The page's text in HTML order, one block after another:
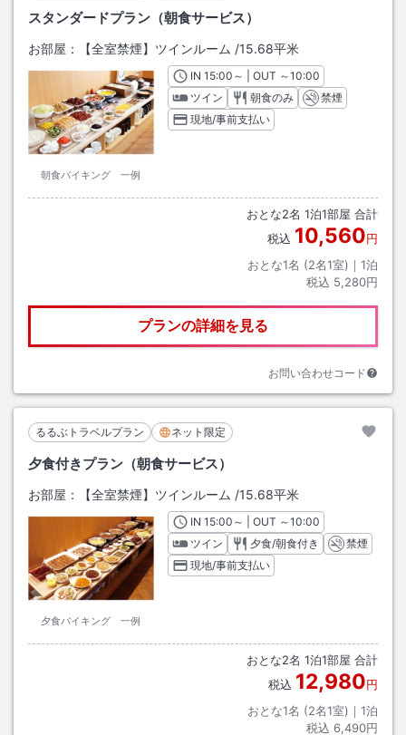
スタンダードプラン（朝食サービス）
お部屋： 【全室禁煙】ツインルーム /15.68平米
朝食バイキング 一例
INチェックイン
15:00 ～ | OUT チェックアウト
～10:00
ツイン
朝食のみ
禁煙
現地/事前支払い
おとな2名 1泊1部屋 合計
税込 10,560円
おとな1名 (2名1室)｜ 1泊
税込 5,280円
プランの詳細を見る
お問い合わせコード
るるぶトラベルプラン ネット限定
夕食付きプラン（朝食サービス）
お部屋： 【全室禁煙】ツインルーム /15.68平米
夕食バイキング 一例
INチェックイン
15:00 ～ | OUT チェックアウト
～10:00
ツイン
夕食/朝食付き
禁煙
現地/事前支払い
おとな2名 1泊1部屋 合計
税込 12,980円
おとな1名 (2名1室)｜ 1泊
税込 6,490円